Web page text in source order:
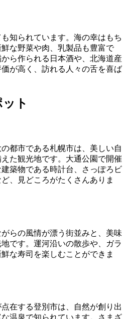
知られています。海の幸はもち
な野菜や肉、乳製品も豊富で
ら作られる日本酒や、北海道産
が高く、訪れる人々の舌を喜ば
ト
都市である札幌市は、美しい自
た観光地です。大通公園で開催
築物である時計台、さっぽろビ
、見どころがたくさんありま
らの風情が漂う街並みと、美味
です。運河沿いの散歩や、ガラ
な寿司を楽しむことができま
在する登別市は、自然が創り出
温泉で知られています。さまざ